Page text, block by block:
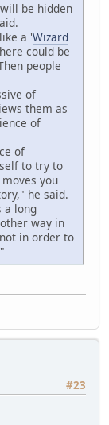
be hidden
a 'Wizard
could be
people
of
them as
of
of
to try to
you
he said.
a long
way in
in order to
#23